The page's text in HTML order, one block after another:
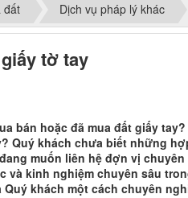
đất Dịch vụ pháp lý khác
tờ tay
bán hoặc đã mua đất giấy
Quý khách chưa biết những
muốn liên hệ đợn vị
và kinh nghiệm chuyên sâu
khách một cách chuyên